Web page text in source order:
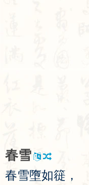
春雪
春雪墮如簁 ，